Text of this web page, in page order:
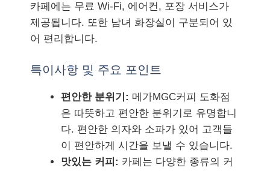
카페에는 무료 Wi-Fi, 에어컨, 포장 서비스가
제공됩니다. 또한 남녀 화장실이 구분되어 있
어 편리합니다.
특이사항 및 주요 포인트
편안한 분위기: 메가MGC커피 도화점
은 따뜻하고 편안한 분위기로 유명합니
다. 편안한 의자와 소파가 있어 고객들
이 편안하게 시간을 보낼 수 있습니다.
맛있는 커피: 카페는 다양한 종류의 커